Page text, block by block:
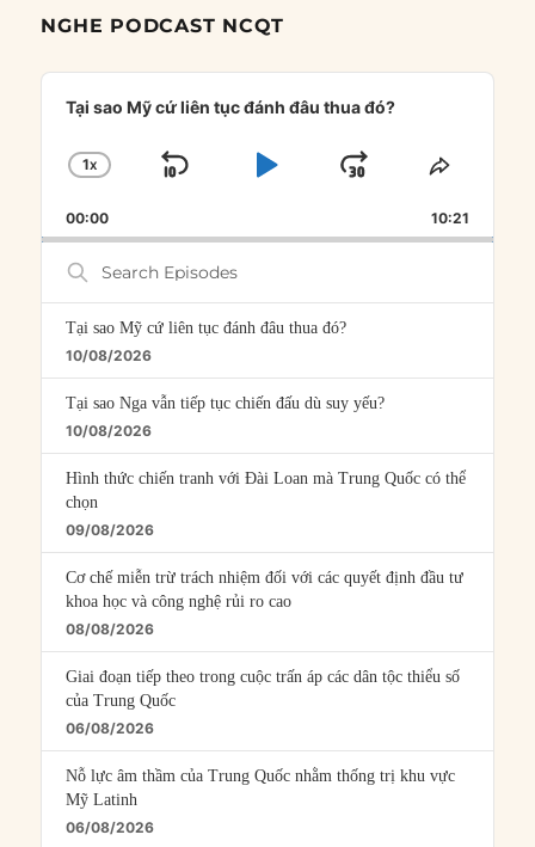
NGHE PODCAST NCQT
Audio
Player
Tại sao Mỹ cứ liên tục đánh đâu thua đó?
CHANGE
RATE
1X
SKIP
PLAYJUMP
FORWARD
SHARE
00:00 10:21
Search
Episodes
Tại sao Mỹ cứ liên tục đánh đâu thua đó?
10/08/2026
Tại sao Nga vẫn tiếp tục chiến đấu dù suy yếu?
10/08/2026
Hình thức chiến tranh với Đài Loan mà Trung Quốc có thể
chọn
09/08/2026
Cơ chế miễn trừ trách nhiệm đối với các quyết định đầu tư
khoa học và công nghệ rủi ro cao
08/08/2026
Giai đoạn tiếp theo trong cuộc trấn áp các dân tộc thiểu số
của Trung Quốc
06/08/2026
Nỗ lực âm thầm của Trung Quốc nhằm thống trị khu vực
Mỹ Latinh
06/08/2026